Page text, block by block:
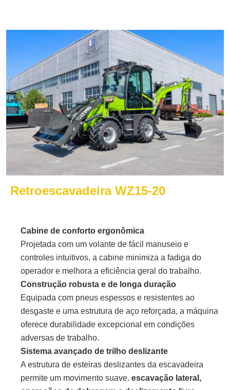
Retroescavadeira WZ15-20
Cabine de conforto ergonômica
Projetada com um volante de fácil manuseio e
controles intuitivos, a cabine minimiza a fadiga do
operador e melhora a eficiência geral do trabalho.
Construção robusta e de longa duração
Equipada com pneus espessos e resistentes ao
desgaste e uma estrutura de aço reforçada, a máquina
oferece durabilidade excepcional em condições
adversas de trabalho.
Sistema avançado de trilho deslizante
A estrutura de esteiras deslizantes da escavadeira
permite um movimento suave.escavação lateral,